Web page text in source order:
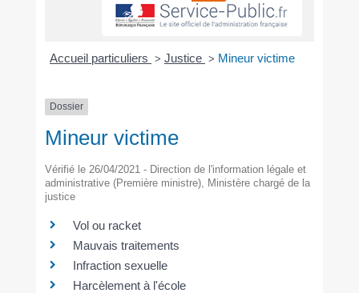
Accueil particuliers > Justice > Mineur victime
Dossier
Mineur victime
Vérifié le 26/04/2021 - Direction de l'information légale et
administrative (Première ministre), Ministère chargé de la
justice
Vol ou racket
Mauvais traitements
Infraction sexuelle
Harcèlement à l'école